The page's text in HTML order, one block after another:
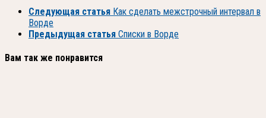
Следующая статья Как сделать межстрочный интервал в
Ворде
Предыдущая статья Списки в Ворде
Вам так же понравится